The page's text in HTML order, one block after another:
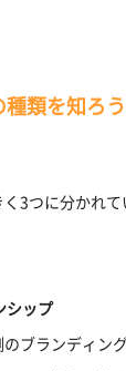
類を知ろう
3つに分かれ
シップ
ブランディン